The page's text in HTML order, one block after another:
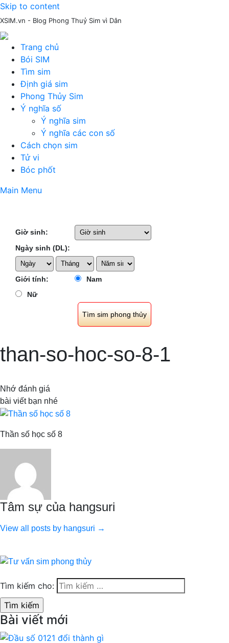
Skip to content
XSIM.vn - Blog Phong Thuỷ Sim vì Dân
Trang chủ
Bói SIM
Tìm sim
Định giá sim
Phong Thủy Sim
Ý nghĩa số
Ý nghĩa sim
Ý nghĩa các con số
Cách chọn sim
Tử vi
Bóc phốt
Main Menu
Giờ sinh:
Ngày sinh (DL):
Giới tính:
Nam
Nữ
than-so-hoc-so-8-1
Nhớ đánh giá
bài viết bạn nhé
Thần số học số 8
Tâm sự của hangsuri
View all posts by hangsuri →
Tìm kiếm cho:
Bài viết mới